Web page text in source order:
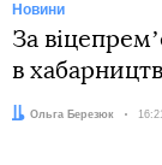
Новини
За
в
Автор:
Ольга Березюк